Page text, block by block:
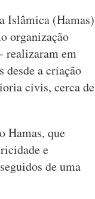
Islâmica (Hamas)
organização
realizaram em
desde a criação
civis, cerca de
Hamas, que
e
de uma